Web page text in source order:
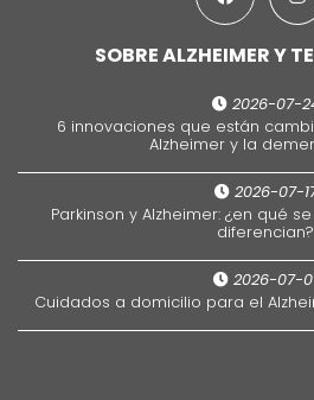
SOBRE ALZHEIMER Y
2026-07-
6 innovaciones que están
Alzheimer y la
2026-07-
Parkinson y Alzheimer: ¿en qué
diferencian?
2026-07-
Cuidados a domicilio para el